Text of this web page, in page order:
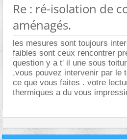
Re : ré-isolation de
aménagés.
les mesures sont toujours
faibles sont ceux rencontrer
question y a t' il une sous
,vous pouvez intervenir par le
ce que vous faites . votre
thermiques a du vous